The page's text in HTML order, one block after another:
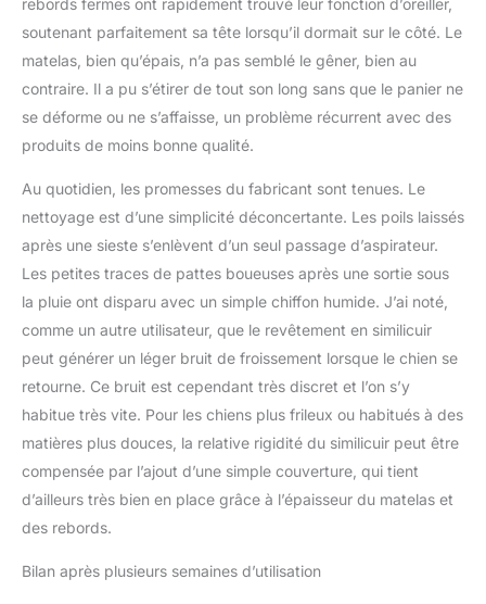
soutenant parfaitement sa tête lorsqu’il dormait sur le côté. Le
matelas, bien qu’épais, n’a pas semblé le gêner, bien au
contraire. Il a pu s’étirer de tout son long sans que le panier ne
se déforme ou ne s’affaisse, un problème récurrent avec des
produits de moins bonne qualité.
Au quotidien, les promesses du fabricant sont tenues. Le
nettoyage est d’une simplicité déconcertante. Les poils laissés
après une sieste s’enlèvent d’un seul passage d’aspirateur.
Les petites traces de pattes boueuses après une sortie sous
la pluie ont disparu avec un simple chiffon humide. J’ai noté,
comme un autre utilisateur, que le revêtement en similicuir
peut générer un léger bruit de froissement lorsque le chien se
retourne. Ce bruit est cependant très discret et l’on s’y
habitue très vite. Pour les chiens plus frileux ou habitués à des
matières plus douces, la relative rigidité du similicuir peut être
compensée par l’ajout d’une simple couverture, qui tient
d’ailleurs très bien en place grâce à l’épaisseur du matelas et
des rebords.
Bilan après plusieurs semaines d’utilisation